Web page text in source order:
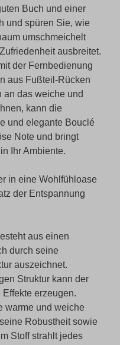
Buch und einer
und spüren Sie, wie
umschmeichelt
ausbreitet.
der Fernbedienung
aus Fußteil-Rücken
an das weiche und
kann die
und elegante Bouclé
Note und bringt
Ihr Ambiente.
in eine Wohlfühloase
der Entspannung
aus einen
durch seine
auszeichnet.
Struktur kann der
erzeugen.
warme und weiche
Robustheit sowie
Stoff strahlt jedes